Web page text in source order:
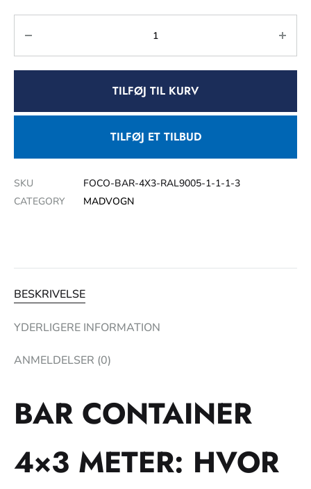
TILFØJ TIL KURV
TILFØJ ET TILBUD
SKU
FOCO-BAR-4X3-RAL9005-1-1-1-3
CATEGORY
MADVOGN
BESKRIVELSE
YDERLIGERE INFORMATION
ANMELDELSER (0)
BAR CONTAINER
4×3 METER: HVOR